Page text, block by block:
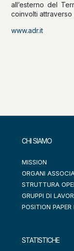
all’esterno del
coinvolti attraverso
www.adr.it
CHI SIAMO
MISSION
ORGANI
STRUTTURA
GRUPPI DI
POSITION PAPER
STATISTICHE